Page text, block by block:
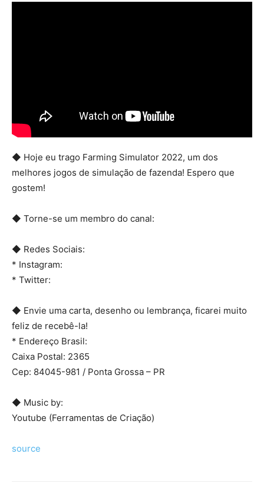
◆ Hoje eu trago Farming Simulator 2022, um dos
melhores jogos de simulação de fazenda! Espero que
gostem!
◆ Torne-se um membro do canal:
◆ Redes Sociais:
* Instagram:
* Twitter:
◆ Envie uma carta, desenho ou lembrança, ficarei muito
feliz de recebê-la!
* Endereço Brasil:
Caixa Postal: 2365
Cep: 84045-981 / Ponta Grossa – PR
◆ Music by:
Youtube (Ferramentas de Criação)
source